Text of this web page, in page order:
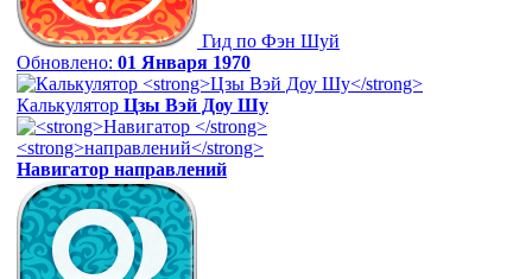
Гид по Фэн Шуй
Обновлено: 01 Января 1970
Калькулятор Цзы Вэй Доу Шу
Навигатор направлений